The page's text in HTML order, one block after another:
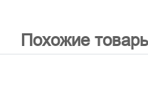
Похожие